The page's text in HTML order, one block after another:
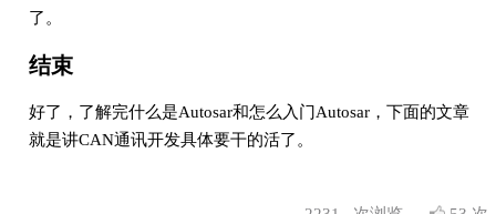
了。
结束
好了，了解完什么是Autosar和怎么入门Autosar，下面的文章
就是讲CAN通讯开发具体要干的活了。